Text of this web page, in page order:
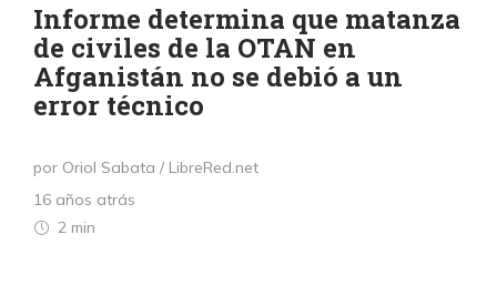
Informe determina que matanza
de civiles de la OTAN en
Afganistán no se debió a un
error técnico
por Oriol Sabata / LibreRed.net
16 años atrás
2 min